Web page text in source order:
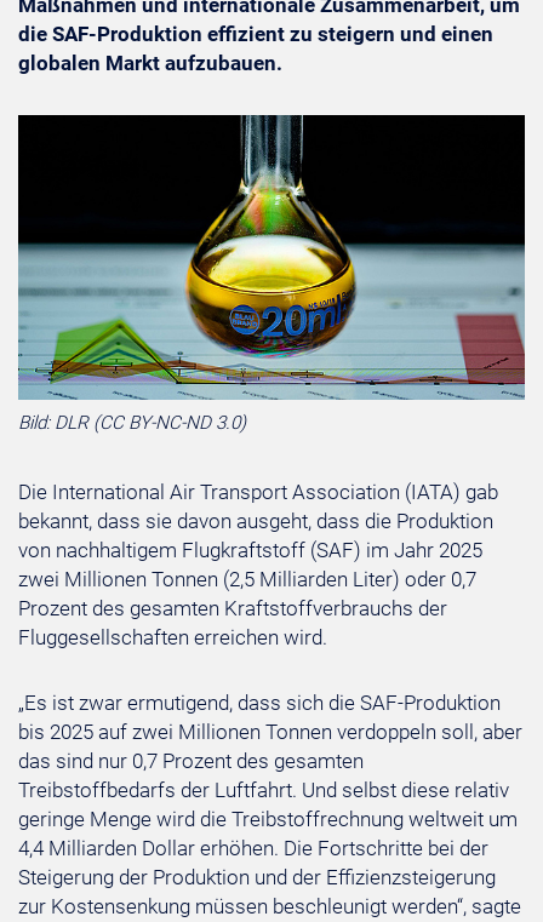
Maßnahmen und internationale Zusammenarbeit, um
die SAF-Produktion effizient zu steigern und einen
globalen Markt aufzubauen.
Bild: DLR (CC BY-NC-ND 3.0)
Die International Air Transport Association (IATA) gab
bekannt, dass sie davon ausgeht, dass die Produktion
von nachhaltigem Flugkraftstoff (SAF) im Jahr 2025
zwei Millionen Tonnen (2,5 Milliarden Liter) oder 0,7
Prozent des gesamten Kraftstoffverbrauchs der
Fluggesellschaften erreichen wird.
„Es ist zwar ermutigend, dass sich die SAF-Produktion
bis 2025 auf zwei Millionen Tonnen verdoppeln soll, aber
das sind nur 0,7 Prozent des gesamten
Treibstoffbedarfs der Luftfahrt. Und selbst diese relativ
geringe Menge wird die Treibstoffrechnung weltweit um
4,4 Milliarden Dollar erhöhen. Die Fortschritte bei der
Steigerung der Produktion und der Effizienzsteigerung
zur Kostensenkung müssen beschleunigt werden“, sagte